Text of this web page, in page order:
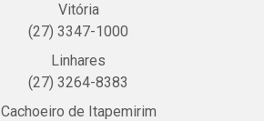
Vitória
(27) 3347-1000
Linhares
(27) 3264-8383
Cachoeiro de Itapemirim